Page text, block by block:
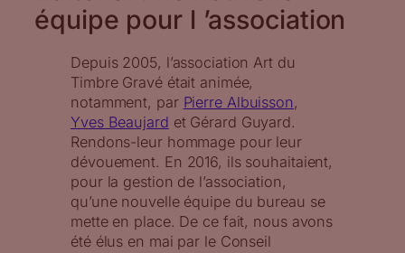
équipe pour l ’association
Depuis 2005, l’association Art du
Timbre Gravé était animée,
notamment, par Pierre Albuisson,
Yves Beaujard et Gérard Guyard.
Rendons-leur hommage pour leur
dévouement. En 2016, ils souhaitaient,
pour la gestion de l’association,
qu’une nouvelle équipe du bureau se
mette en place. De ce fait, nous avons
été élus en mai par le Conseil